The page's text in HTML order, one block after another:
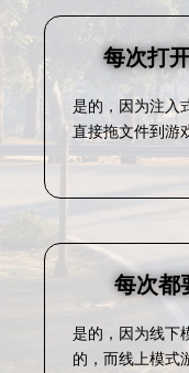
每次打
是的，因为注入
直接拖文件到游
每次都
是的，因为线下
的，而线上模式